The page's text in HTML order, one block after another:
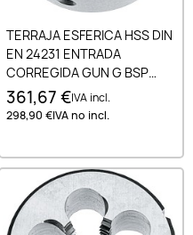
TERRAJA ESFERICA HSS DIN
EN 24231 ENTRADA
CORREGIDA GUN G BSP
1.1/2-11
361,67 €IVA incl.
298,90 €IVA no incl.